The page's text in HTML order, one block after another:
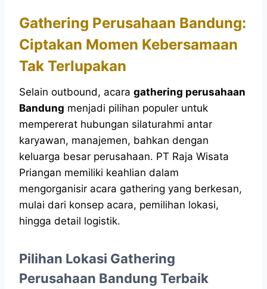
Gathering Perusahaan Bandung:
Ciptakan Momen Kebersamaan
Tak Terlupakan
Selain outbound, acara gathering perusahaan
Bandung menjadi pilihan populer untuk
mempererat hubungan silaturahmi antar
karyawan, manajemen, bahkan dengan
keluarga besar perusahaan. PT Raja Wisata
Priangan memiliki keahlian dalam
mengorganisir acara gathering yang berkesan,
mulai dari konsep acara, pemilihan lokasi,
hingga detail logistik.
Pilihan Lokasi Gathering
Perusahaan Bandung Terbaik